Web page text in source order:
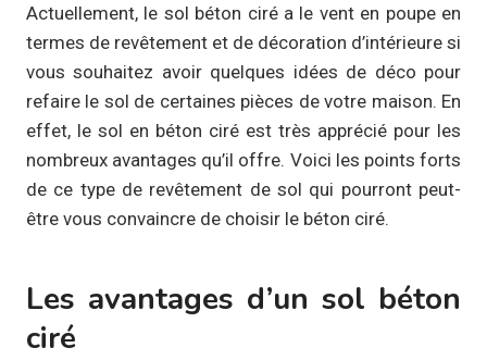
Actuellement, le sol béton ciré a le vent en poupe en
termes de revêtement et de décoration d’intérieure si
vous souhaitez avoir quelques idées de déco pour
refaire le sol de certaines pièces de votre maison. En
effet, le sol en béton ciré est très apprécié pour les
nombreux avantages qu’il offre. Voici les points forts
de ce type de revêtement de sol qui pourront peut-
être vous convaincre de choisir le béton ciré.
Les avantages d’un sol béton
ciré